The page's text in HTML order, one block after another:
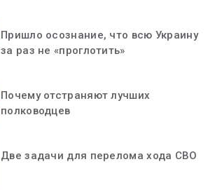
Пришло осознание, что всю Украину
за раз не «проглотить»
Почему отстраняют лучших
полководцев
Две задачи для перелома хода СВО